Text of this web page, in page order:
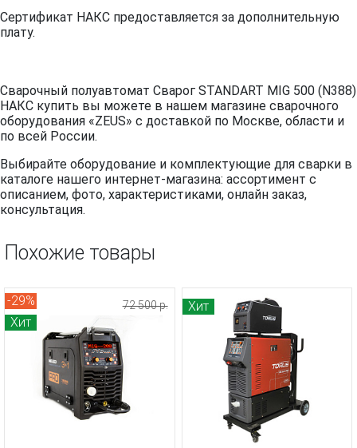
Сертификат НАКС предоставляется за дополнительную
плату.
Сварочный полуавтомат Сварог STANDART MIG 500 (N388)
НАКС купить вы можете в нашем магазине сварочного
оборудования «ZEUS» с доставкой по Москве, области и
по всей России.
Выбирайте оборудование и комплектующие для сварки в
каталоге нашего интернет-магазина: ассортимент с
описанием, фото, характеристиками, онлайн заказ,
консультация.
Похожие товары
-29%
Хит
72 500 р. Хит